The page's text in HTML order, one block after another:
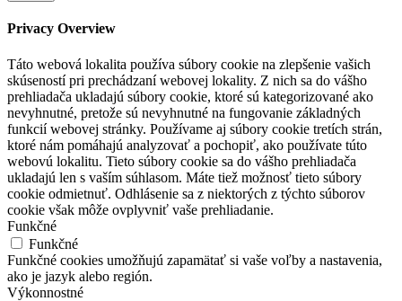
Privacy Overview
Táto webová lokalita používa súbory cookie na zlepšenie vašich
skúseností pri prechádzaní webovej lokality. Z nich sa do vášho
prehliadača ukladajú súbory cookie, ktoré sú kategorizované ako
nevyhnutné, pretože sú nevyhnutné na fungovanie základných
funkcií webovej stránky. Používame aj súbory cookie tretích strán,
ktoré nám pomáhajú analyzovať a pochopiť, ako používate túto
webovú lokalitu. Tieto súbory cookie sa do vášho prehliadača
ukladajú len s vaším súhlasom. Máte tiež možnosť tieto súbory
cookie odmietnuť. Odhlásenie sa z niektorých z týchto súborov
cookie však môže ovplyvniť vaše prehliadanie.
Funkčné
Funkčné
Funkčné cookies umožňujú zapamätať si vaše voľby a nastavenia,
ako je jazyk alebo región.
Výkonnostné